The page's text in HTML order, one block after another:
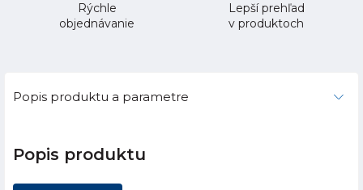
Rýchle
objednávanie
Lepší prehľad
v produktoch
Popis produktu a parametre
Popis produktu